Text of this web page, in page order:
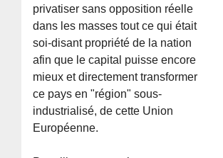
privatiser sans opposition réelle
dans les masses tout ce qui était
soi-disant propriété de la nation
afin que le capital puisse encore
mieux et directement transformer
ce pays en "région" sous-
industrialisé, de cette Union
Européenne.